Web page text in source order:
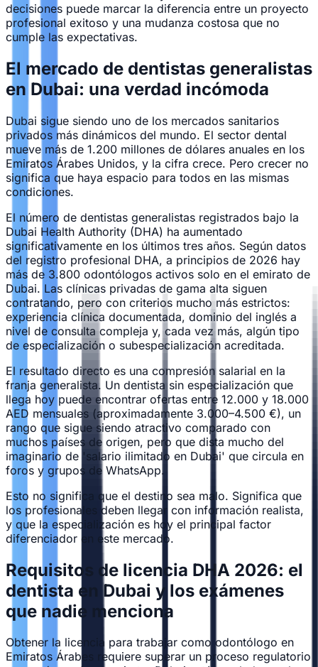
decisiones puede marcar la diferencia entre un proyecto
profesional exitoso y una mudanza costosa que no
cumple las expectativas.
El mercado de dentistas generalistas
en Dubai: una verdad incómoda
Dubai sigue siendo uno de los mercados sanitarios
privados más dinámicos del mundo. El sector dental
mueve más de 1.200 millones de dólares anuales en los
Emiratos Árabes Unidos, y la cifra crece. Pero crecer no
significa que haya espacio para todos en las mismas
condiciones.
El número de dentistas generalistas registrados bajo la
Dubai Health Authority (DHA) ha aumentado
significativamente en los últimos tres años. Según datos
del registro profesional DHA, a principios de 2026 hay
más de 3.800 odontólogos activos solo en el emirato de
Dubai. Las clínicas privadas de gama alta siguen
contratando, pero con criterios mucho más estrictos:
experiencia clínica documentada, dominio del inglés a
nivel de consulta compleja y, cada vez más, algún tipo
de especialización o subespecialización acreditada.
El resultado directo es una compresión salarial en la
franja generalista. Un dentista sin especialización que
llega hoy puede encontrar ofertas entre 12.000 y 18.000
AED mensuales (aproximadamente 3.000–4.500 €), un
rango que sigue siendo atractivo comparado con
muchos países de origen, pero que dista mucho del
imaginario de 'salario ilimitado en Dubai' que circula en
foros y grupos de WhatsApp.
Esto no significa que el destino sea malo. Significa que
los profesionales deben llegar con información realista,
y que la especialización es hoy el principal factor
diferenciador en este mercado.
Requisitos de licencia DHA 2026: el
dentista en Dubai y los exámenes
que nadie menciona
Obtener la licencia para trabajar como odontólogo en
Emiratos Árabes requiere superar un proceso regulatorio